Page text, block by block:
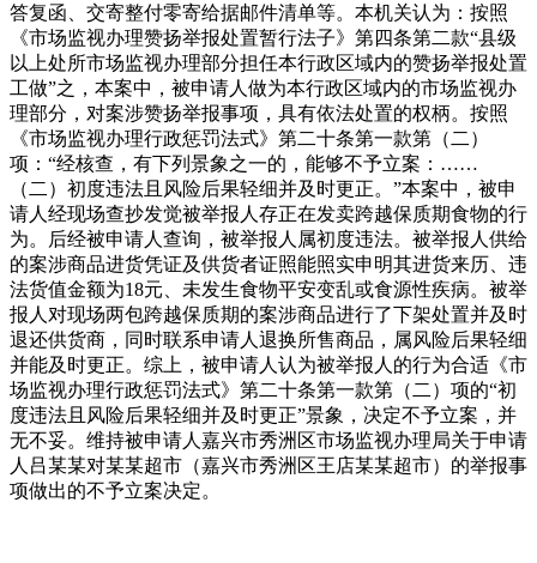
答复函、交寄整付零寄给据邮件清单等。本机关认为：按照
《市场监视办理赞扬举报处置暂行法子》第四条第二款“县级
以上处所市场监视办理部分担任本行政区域内的赞扬举报处置
工做”之，本案中，被申请人做为本行政区域内的市场监视办
理部分，对案涉赞扬举报事项，具有依法处置的权柄。按照
《市场监视办理行政惩罚法式》第二十条第一款第（二）
项：“经核查，有下列景象之一的，能够不予立案：……
（二）初度违法且风险后果轻细并及时更正。”本案中，被申
请人经现场查抄发觉被举报人存正在发卖跨越保质期食物的行
为。后经被申请人查询，被举报人属初度违法。被举报人供给
的案涉商品进货凭证及供货者证照能照实申明其进货来历、违
法货值金额为18元、未发生食物平安变乱或食源性疾病。被举
报人对现场两包跨越保质期的案涉商品进行了下架处置并及时
退还供货商，同时联系申请人退换所售商品，属风险后果轻细
并能及时更正。综上，被申请人认为被举报人的行为合适《市
场监视办理行政惩罚法式》第二十条第一款第（二）项的“初
度违法且风险后果轻细并及时更正”景象，决定不予立案，并
无不妥。维持被申请人嘉兴市秀洲区市场监视办理局关于申请
人吕某某对某某超市（嘉兴市秀洲区王店某某超市）的举报事
项做出的不予立案决定。